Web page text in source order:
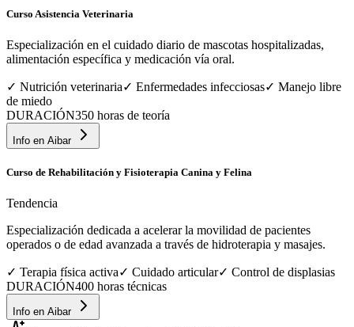
Curso Asistencia Veterinaria
Especialización en el cuidado diario de mascotas hospitalizadas,
alimentación específica y medicación vía oral.
✓ Nutrición veterinaria✓ Enfermedades infecciosas✓ Manejo libre
de miedo
DURACIÓN350 horas de teoría
Info en Aibar
Curso de Rehabilitación y Fisioterapia Canina y Felina
Tendencia
Especialización dedicada a acelerar la movilidad de pacientes
operados o de edad avanzada a través de hidroterapia y masajes.
✓ Terapia física activa✓ Cuidado articular✓ Control de displasias
DURACIÓN400 horas técnicas
Info en Aibar